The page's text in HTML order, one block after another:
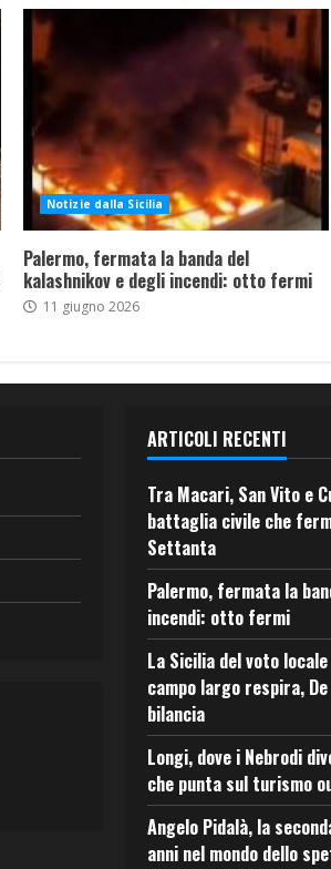
Notizie dalla Sicilia
Palermo, fermata la banda del
kalashnikov e degli incendi: otto fermi
11 giugno 2026
ARTICOLI RECENTI
Tra Macari, San Vito e
battaglia civile che
Settanta
Palermo, fermata la
incendi: otto fermi
La Sicilia del voto
campo largo respira,
bilancia
Longi, dove i Nebrodi
che punta sul turismo
Angelo Pidalà, la
anni nel mondo dello